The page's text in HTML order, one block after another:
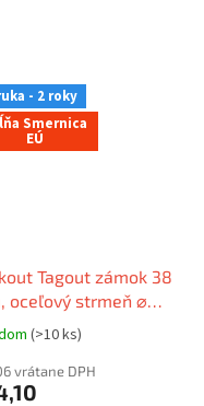
- 2 roky
Smernica
EÚ
Tagout zámok 38
oceľový strmeň ⌀
nylonové telo
rovná hrana,
(>10 ks)
vrátane DPH